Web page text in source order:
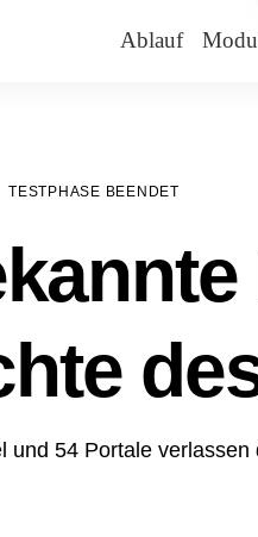
Ablauf
TESTPHASE BEENDET
und 54 Portale verlassen